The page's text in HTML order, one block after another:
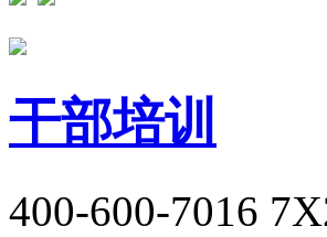
干部培训
400-600-7016